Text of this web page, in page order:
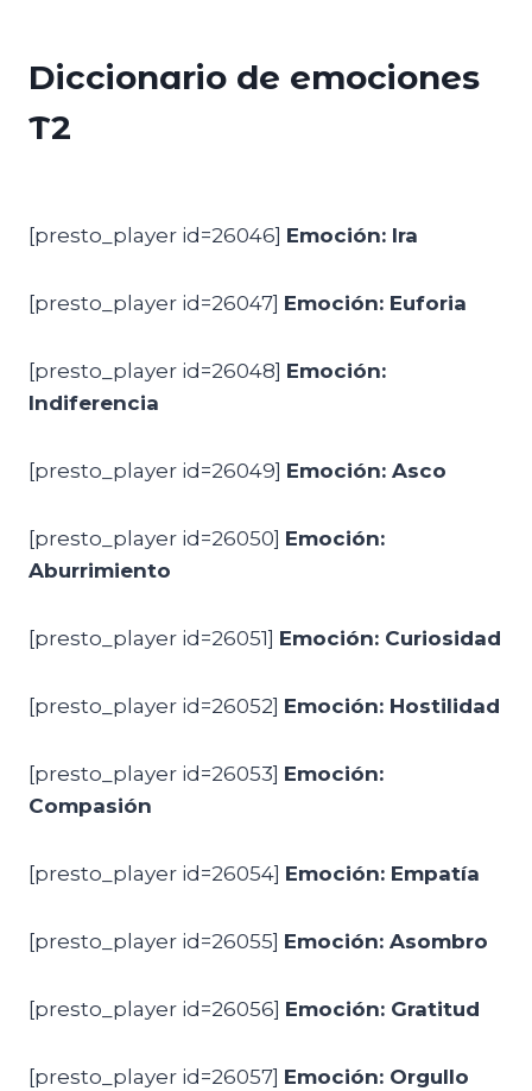
Diccionario de emociones
T2
[presto_player id=26046] Emoción: Ira
[presto_player id=26047] Emoción: Euforia
[presto_player id=26048] Emoción:
Indiferencia
[presto_player id=26049] Emoción: Asco
[presto_player id=26050] Emoción:
Aburrimiento
[presto_player id=26051] Emoción: Curiosidad
[presto_player id=26052] Emoción: Hostilidad
[presto_player id=26053] Emoción:
Compasión
[presto_player id=26054] Emoción: Empatía
[presto_player id=26055] Emoción: Asombro
[presto_player id=26056] Emoción: Gratitud
[presto_player id=26057] Emoción: Orgullo